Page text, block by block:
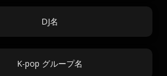
DJ名
K-pop グループ名